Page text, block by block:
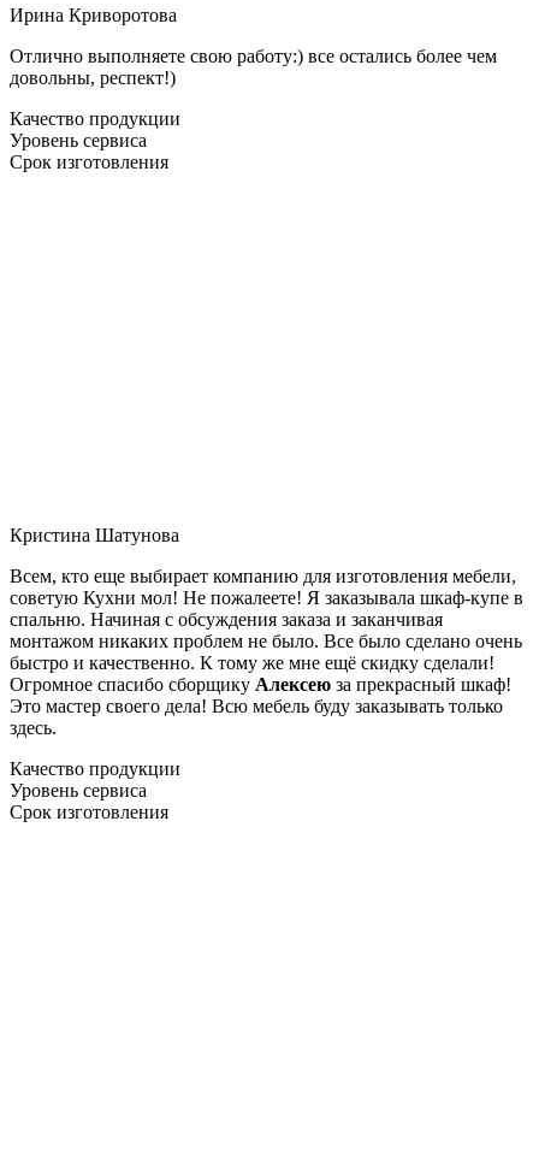
Ирина Криворотова
Отлично выполняете свою работу:) все остались более чем
довольны, респект!)
Качество продукции
Уровень сервиса
Срок изготовления
Кристина Шатунова
Всем, кто еще выбирает компанию для изготовления мебели,
советую Кухни мол! Не пожалеете! Я заказывала шкаф-купе в
спальню. Начиная с обсуждения заказа и заканчивая
монтажом никаких проблем не было. Все было сделано очень
быстро и качественно. К тому же мне ещё скидку сделали!
Огромное спасибо сборщику Алексею за прекрасный шкаф!
Это мастер своего дела! Всю мебель буду заказывать только
здесь.
Качество продукции
Уровень сервиса
Срок изготовления